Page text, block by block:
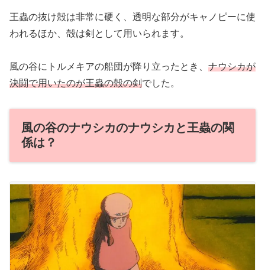
王蟲の抜け殻は非常に硬く、透明な部分がキャノピーに使
われるほか、殻は剣として用いられます。
風の谷にトルメキアの船団が降り立ったとき、 ナウシカが
決闘で用いたのが王蟲の殻の剣でした。
風の谷のナウシカのナウシカと王蟲の関
係は？